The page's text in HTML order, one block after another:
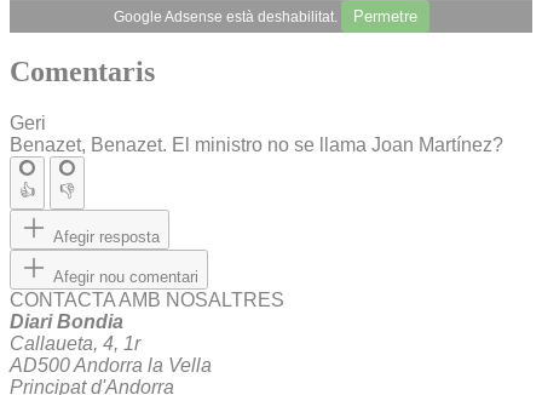
Google Adsense està deshabilitat. Permetre
Comentaris
Geri
Benazet, Benazet. El ministro no se llama Joan Martínez?
👍 👎
Afegir resposta
Afegir nou comentari
CONTACTA AMB NOSALTRES
Diari Bondia
Callaueta, 4, 1r
AD500 Andorra la Vella
Principat d'Andorra